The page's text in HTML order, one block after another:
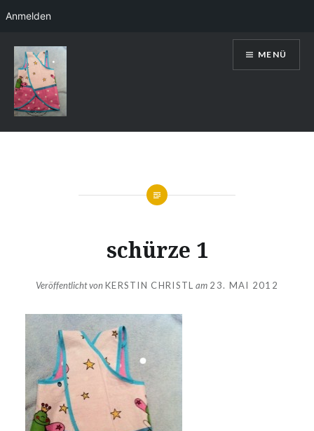
zum
Inhalt
Kerstin Christl
MENÜ
schürze 1
Veröffentlicht vonKERSTIN CHRISTL am 23. MAI 2012
Anmelden